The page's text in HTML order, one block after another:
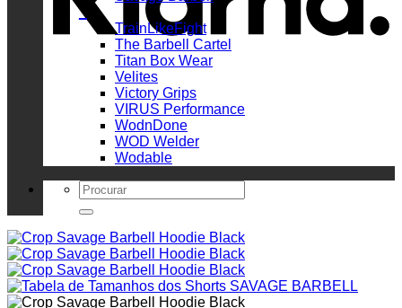
_
TrainLikeFight
The Barbell Cartel
Titan Box Wear
Velites
Victory Grips
VIRUS Performance
WodnDone
WOD Welder
Wodable
Search
for: